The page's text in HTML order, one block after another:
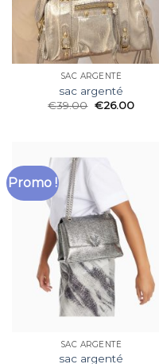
SAC ARGENTÉ
sac argenté
€39.00 €26.00
Promo !
SAC ARGENTÉ
sac argenté